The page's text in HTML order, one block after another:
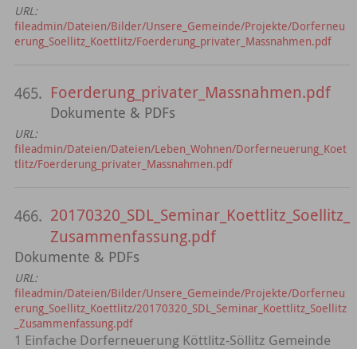
URL:
fileadmin/Dateien/Bilder/Unsere_Gemeinde/Projekte/Dorferneu
erung_Soellitz_Koettlitz/Foerderung_privater_Massnahmen.pdf
465. Foerderung_privater_Massnahmen.pdf
Dokumente & PDFs
URL:
fileadmin/Dateien/Dateien/Leben_Wohnen/Dorferneuerung_Koet
tlitz/Foerderung_privater_Massnahmen.pdf
466. 20170320_SDL_Seminar_Koettlitz_Soellitz_
Zusammenfassung.pdf
Dokumente & PDFs
URL:
fileadmin/Dateien/Bilder/Unsere_Gemeinde/Projekte/Dorferneu
erung_Soellitz_Koettlitz/20170320_SDL_Seminar_Koettlitz_Soellitz
_Zusammenfassung.pdf
1 Einfache Dorferneuerung Köttlitz-Söllitz Gemeinde